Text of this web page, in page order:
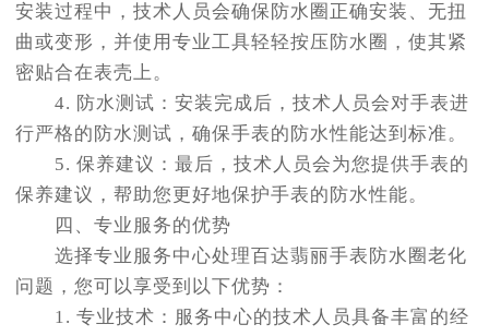
安装过程中，技术人员会确保防水圈正确安装、无扭
曲或变形，并使用专业工具轻轻按压防水圈，使其紧
密贴合在表壳上。
4. 防水测试：安装完成后，技术人员会对手表进
行严格的防水测试，确保手表的防水性能达到标准。
5. 保养建议：最后，技术人员会为您提供手表的
保养建议，帮助您更好地保护手表的防水性能。
四、专业服务的优势
选择专业服务中心处理百达翡丽手表防水圈老化
问题，您可以享受到以下优势：
1. 专业技术：服务中心的技术人员具备丰富的经